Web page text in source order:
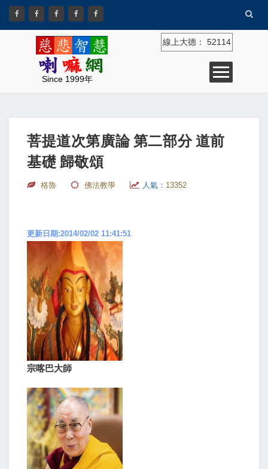
Since 1999年
線上大德： 52114
菩提道次第廣論 第二部分 道前
基礎 歸敬頌
格魯 佛法教學 人氣： 13352
更新日期:2014/02/02 11:41:51
宗喀巴大師